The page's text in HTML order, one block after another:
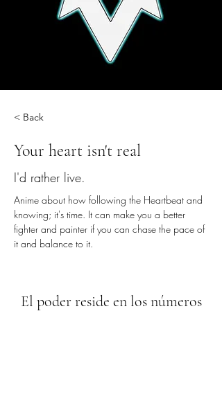
< Back
Your heart isn't real
I'd rather live.
Anime about how following the Heartbeat and
knowing; it's time. It can make you a better
fighter and painter if you can chase the pace of
it and balance to it.
El poder reside en los números